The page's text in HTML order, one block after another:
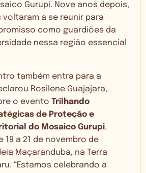
Gurupi. Nove anos depois,
a se reunir para
como guardiões da
nessa região essencial
também entra para a
Rosilene Guajajara,
o evento Trilhando
de Proteção e
do Mosaico Gurupi,
19 a 21 de novembro de
Maçaranduba, na Terra
“Estamos celebrando a